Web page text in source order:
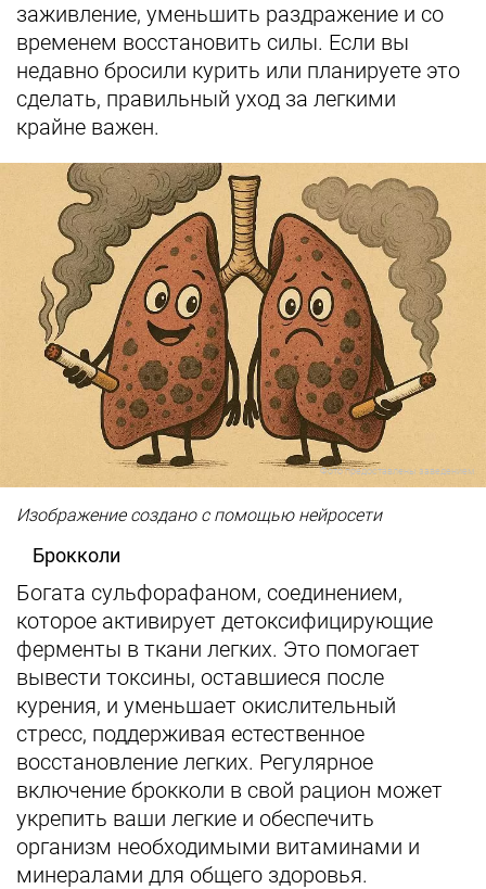
заживление, уменьшить раздражение и со
временем восстановить силы. Если вы
недавно бросили курить или планируете это
сделать, правильный уход за легкими
крайне важен.
Фото предоставлены заведением
Изображение создано с помощью нейросети
Брокколи
Богата сульфорафаном, соединением,
которое активирует детоксифицирующие
ферменты в ткани легких. Это помогает
вывести токсины, оставшиеся после
курения, и уменьшает окислительный
стресс, поддерживая естественное
восстановление легких. Регулярное
включение брокколи в свой рацион может
укрепить ваши легкие и обеспечить
организм необходимыми витаминами и
минералами для общего здоровья.